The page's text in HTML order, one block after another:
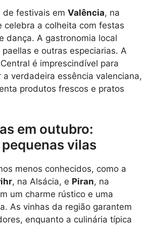
de festivais em Valência, na
celebra a colheita com festas
dança. A gastronomia local
e outras especiarias. A
é imprescindível para
verdadeira essência valenciana,
produtos frescos e pratos
em outubro:
vilas
menos conhecidos, como a
, na Alsácia, e Piran, na
um charme rústico e uma
As vinhas da região garantem
enquanto a culinária típica